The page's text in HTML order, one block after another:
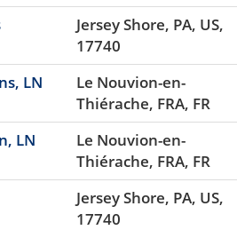
Jersey Shore, PA, US,
17740
LN
Le Nouvion-en-
Thiérache, FRA, FR
LN
Le Nouvion-en-
Thiérache, FRA, FR
Jersey Shore, PA, US,
17740